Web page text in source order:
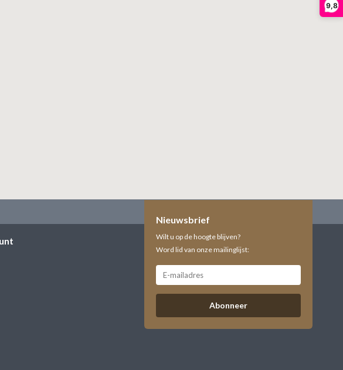
9,8
Nieuwsbrief
Wilt u op de hoogte blijven?
Word lid van onze mailinglijst:
Abonneer